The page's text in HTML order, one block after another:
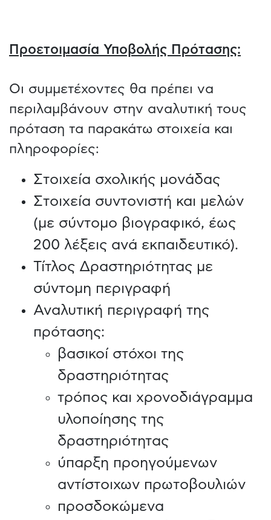
Προετοιμασία Υποβολής Πρότασης:
Οι συμμετέχοντες θα πρέπει να
περιλαμβάνουν στην αναλυτική τους
πρόταση τα παρακάτω στοιχεία και
πληροφορίες:
Στοιχεία σχολικής μονάδας
Στοιχεία συντονιστή και μελών
(με σύντομο βιογραφικό, έως
200 λέξεις ανά εκπαιδευτικό).
Τίτλος Δραστηριότητας με
σύντομη περιγραφή
Αναλυτική περιγραφή της
πρότασης:
βασικοί στόχοι της
δραστηριότητας
τρόπος και χρονοδιάγραμμα
υλοποίησης της
δραστηριότητας
ύπαρξη προηγούμενων
αντίστοιχων πρωτοβουλιών
προσδοκώμενα